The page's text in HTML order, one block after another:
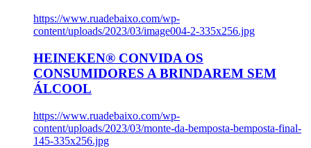
https://www.ruadebaixo.com/wp-
content/uploads/2023/03/image004-2-335x256.jpg
HEINEKEN® CONVIDA OS
CONSUMIDORES A BRINDAREM SEM
ÁLCOOL
https://www.ruadebaixo.com/wp-
content/uploads/2023/03/monte-da-bemposta-bemposta-final-
145-335x256.jpg